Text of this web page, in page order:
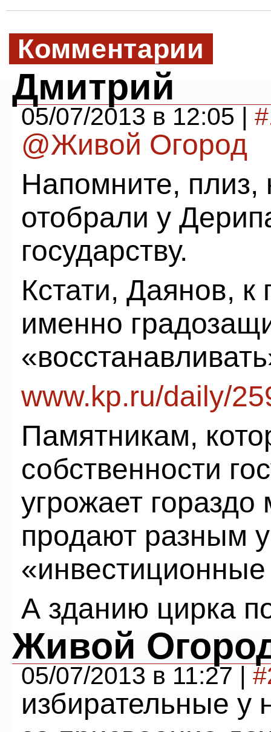
Комментарии
Дмитрий
05/07/2013 в 12:05 |
@Живой Огород
Напомните, плиз,
отобрали у
государству.
Кстати, Даянов, к
именно
www.kp.ru/daily/
Памятникам,
собственности
угрожает
продают разным
А зданию цирка
Живой
05/07/2013 в 11:27 |
избирательные у